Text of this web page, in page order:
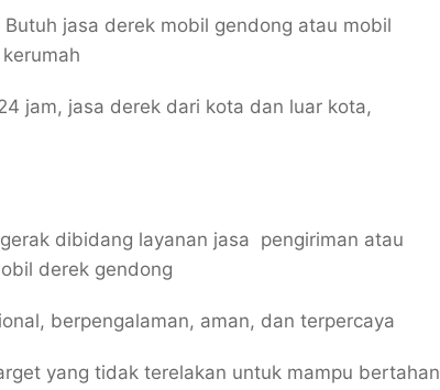
jasa derek mobil gendong atau mobil
jam, jasa derek dari kota dan luar kota,
dibidang layanan jasa pengiriman atau
derek gendong
berpengalaman, aman, dan terpercaya
yang tidak terelakan untuk mampu bertahan